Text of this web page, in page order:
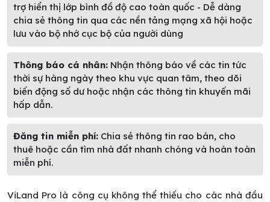
trợ hiển thị lớp bình đồ độ cao toàn quốc - Dễ dàng
chia sẻ thông tin qua các nền tảng mạng xã hội hoặc
lưu vào bộ nhớ cục bộ của người dùng
Thông báo cá nhân: Nhận thông báo về các tin tức
thời sự hàng ngày theo khu vực quan tâm, theo dõi
biến động số dư hoặc nhận các thông tin khuyến mãi
hấp dẫn.
Đăng tin miễn phí: Chia sẻ thông tin rao bán, cho
thuê hoặc cần tìm nhà đất nhanh chóng và hoàn toàn
miễn phí.
ViLand Pro là công cụ không thể thiếu cho các nhà đầu